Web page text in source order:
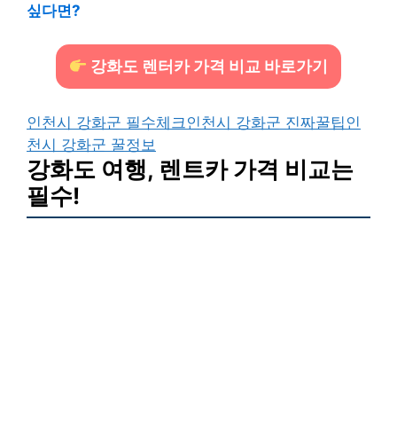
싶다면?
강화도 렌터카 가격 비교 바로가기
인천시 강화군 필수체크 인천시 강화군 진짜꿀팁 인
천시 강화군 꿀정보
강화도 여행, 렌트카 가격 비교는
필수!